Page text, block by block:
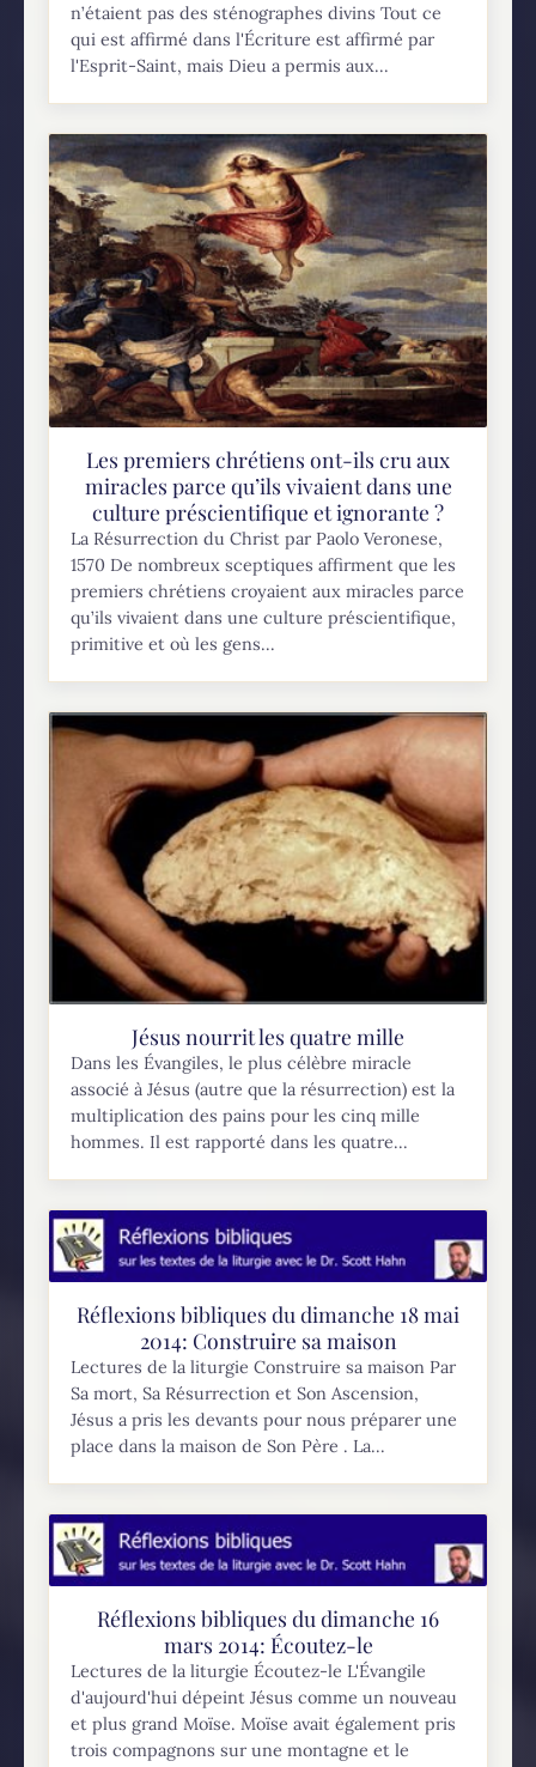
n’étaient pas des sténographes divins Tout ce
qui est affirmé dans l'Écriture est affirmé par
l'Esprit-Saint, mais Dieu a permis aux...
Les premiers chrétiens ont-ils cru aux
miracles parce qu’ils vivaient dans une
culture préscientifique et ignorante ?
La Résurrection du Christ par Paolo Veronese,
1570 De nombreux sceptiques affirment que les
premiers chrétiens croyaient aux miracles parce
qu’ils vivaient dans une culture préscientifique,
primitive et où les gens...
Jésus nourrit les quatre mille
Dans les Évangiles, le plus célèbre miracle
associé à Jésus (autre que la résurrection) est la
multiplication des pains pour les cinq mille
hommes. Il est rapporté dans les quatre...
Réflexions bibliques du dimanche 18 mai
2014: Construire sa maison
Lectures de la liturgie Construire sa maison Par
Sa mort, Sa Résurrection et Son Ascension,
Jésus a pris les devants pour nous préparer une
place dans la maison de Son Père . La...
Réflexions bibliques du dimanche 16
mars 2014: Écoutez-le
Lectures de la liturgie Écoutez-le L'Évangile
d'aujourd'hui dépeint Jésus comme un nouveau
et plus grand Moïse. Moïse avait également pris
trois compagnons sur une montagne et le